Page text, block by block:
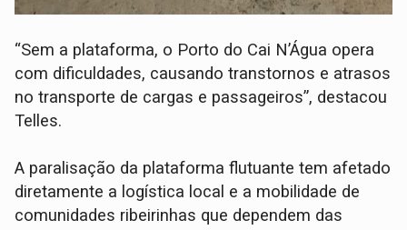
“Sem a plataforma, o Porto do Cai N’Água opera
com dificuldades, causando transtornos e atrasos
no transporte de cargas e passageiros”, destacou
Telles.
A paralisação da plataforma flutuante tem afetado
diretamente a logística local e a mobilidade de
comunidades ribeirinhas que dependem das